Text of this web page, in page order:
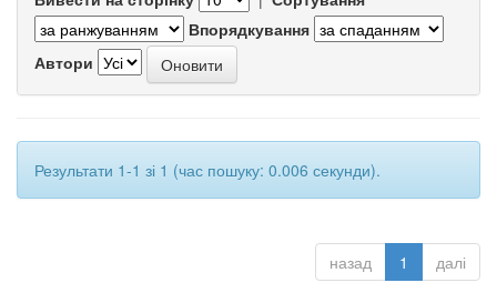
Впорядкування
Автори
Результати 1-1 зі 1 (час пошуку: 0.006 секунди).
назад 1 далі